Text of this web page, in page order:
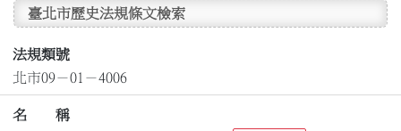
臺北市歷史法規條文檢索
法規類號
北市09－01－4006
名 稱